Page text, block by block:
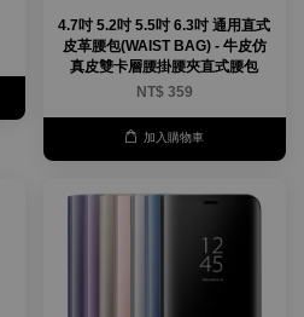
4.7吋 5.2吋 5.5吋 6.3吋 通用直式
皮革腰包(WAIST BAG) - 牛皮仿
真皮雙卡層腰掛腰夾直式腰包
NT$ 359
加入購物車